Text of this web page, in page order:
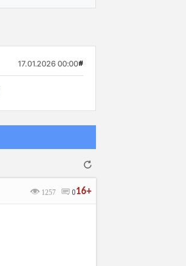
17.01.2026 00:00#
16+
1257 0